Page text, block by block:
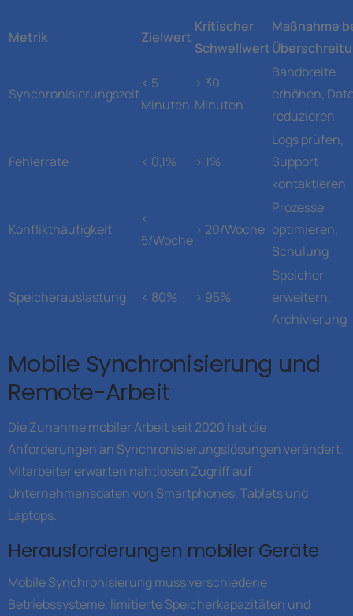
Metrik Zielwert
Kritischer
Schwellwert
Maßnahme
Synchronisierungszeit
< 5
Minuten
> 30
Minuten
Bandbreite
erhöhen,
reduzieren
Fehlerrate < 0,1% > 1%
Logs prüfen,
Support
kontaktieren
Konflikthäufigkeit
<
5/Woche
> 20/Woche
Prozesse
optimieren,
Schulung
Speicherauslastung < 80% > 95%
Speicher
erweitern,
Archivierung
Mobile Synchronisierung und
Remote-Arbeit
Die Zunahme mobiler Arbeit seit 2020 hat die
Anforderungen an Synchronisierungslösungen verändert.
Mitarbeiter erwarten nahtlosen Zugriff auf
Unternehmensdaten von Smartphones, Tablets und
Laptops.
Herausforderungen mobiler Geräte
Mobile Synchronisierung muss verschiedene
Betriebssysteme, limitierte Speicherkapazitäten und